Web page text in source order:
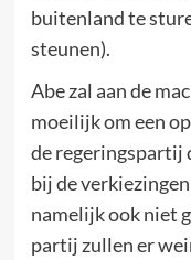
buitenland te
steunen).
Abe zal aan de
moeilijk om een
de regeringspartij
bij de
namelijk ook niet
partij zullen er